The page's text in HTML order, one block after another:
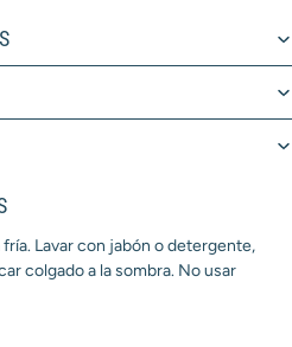
fría. Lavar con jabón o detergente,
colgado a la sombra. No usar